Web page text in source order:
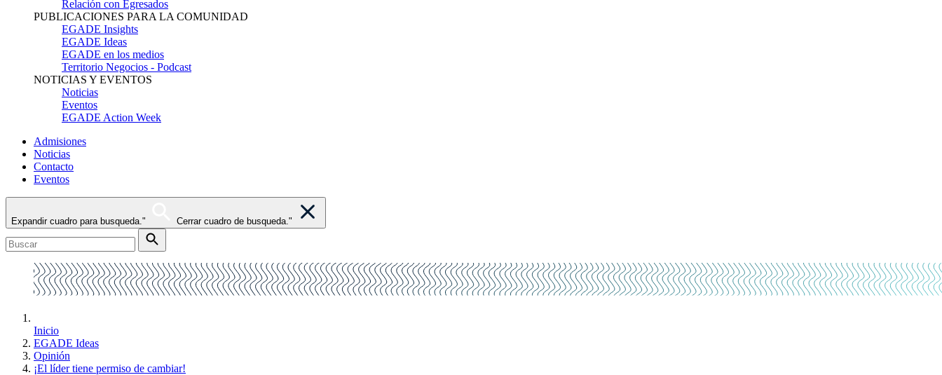
Relación con Egresados
PUBLICACIONES PARA LA COMUNIDAD
EGADE Insights
EGADE Ideas
EGADE en los medios
Territorio Negocios - Podcast
NOTICIAS Y EVENTOS
Noticias
Eventos
EGADE Action Week
Admisiones
Noticias
Contacto
Eventos
Expandir cuadro para busqueda." Cerrar cuadro de busqueda."
Inicio
EGADE Ideas
Opinión
¡El líder tiene permiso de cambiar!